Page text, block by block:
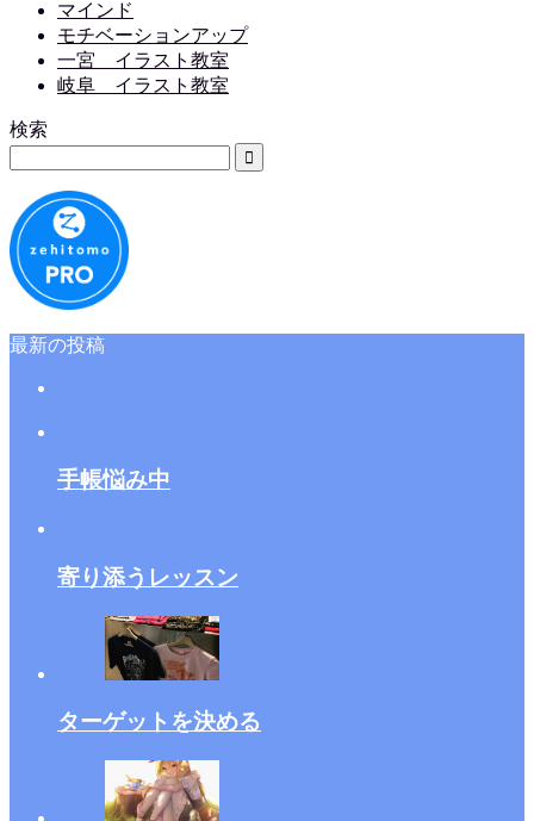
マインド
モチベーションアップ
一宮 イラスト教室
岐阜 イラスト教室
検索
最新の投稿
手帳悩み中
寄り添うレッスン
ターゲットを決める